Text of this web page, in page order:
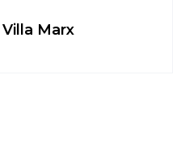
Marx